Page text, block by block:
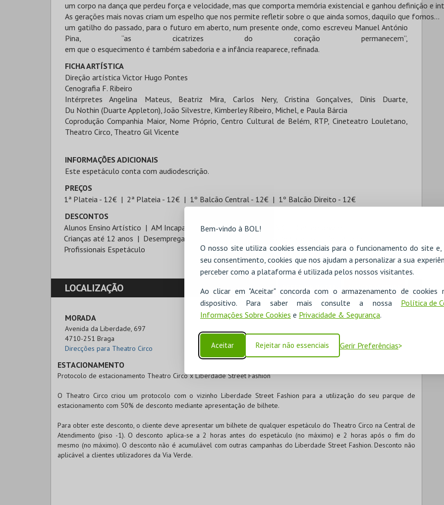
Bem-vindo à BOL!
O nosso site utiliza cookies essenciais para o funcionamento do site
seu consentimento, cookies que nos ajudam a personalizar a sua
perceber como a plataforma é utilizada pelos nossos visitantes.
Ao clicar em "Aceitar" concorda com o armazenamento de cookies
dispositivo. Para saber mais consulte a nossa Política de
Informações Sobre Cookies e Privacidade & Segurança.
Aceitar Rejeitar não essenciais Gerir Preferências
um corpo na dança que perdeu força e velocidade, mas que comporta memória existencial e ganhou definição e
As gerações mais novas criam um espelho que nos permite refletir sobre o que ainda somos, daquilo que fomos...
um gatilho do passado, para o futuro em aberto, num presente onde, como escreveu Manuel António
Pina, “as cicatrizes do coração permanecem”,
em que o esquecimento é também sabedoria e a infância reaparece, refinada.
FICHA ARTÍSTICA
Direção artística Victor Hugo Pontes
Cenografia F. Ribeiro
Intérpretes Angelina Mateus, Beatriz Mira, Carlos Nery, Cristina Gonçalves, Dinis Duarte,
Du Nothin (Duarte Appleton), João Silvestre, Kimberley Ribeiro, Michel, e Paula Bárcia
Coprodução Companhia Maior, Nome Próprio, Centro Cultural de Belém, RTP, Cineteatro Louletano,
Theatro Circo, Theatro Gil Vicente
INFORMAÇÕES ADICIONAIS
Este espetáculo conta com audiodescrição.
PREÇOS
1ª Plateia - 12€
2ª Plateia - 12€ 1º Balcão Central - 12€
1º Balcão Direito - 12€
DESCONTOS
Alunos Ensino Artístico
AM Incapacidade Multiuso Cartão ISIC
Crianças até 12 anos
Desempregados
Profissionais Espetáculo
LOCALIZAÇÃO RESERVAR HOTEL ALUGAR VIATURA
MORADA
Avenida da Liberdade, 697
4710-251 Braga
Direcções para Theatro Circo
ESTACIONAMENTO
Protocolo de estacionamento Theatro Circo x Liberdade Street Fashion
O Theatro Circo criou um protocolo com o vizinho Liberdade Street Fashion para a utilização do seu parque de
estacionamento com 50% de desconto mediante apresentação de bilhete.
Para obter este desconto, o cliente deve apresentar um bilhete de qualquer espetáculo do Theatro Circo na Central de
Atendimento (piso -1). O desconto aplica-se a 2 horas antes do espetáculo (no máximo) e 2 horas após o fim do
mesmo (no máximo). O desconto não é acumulável com outras campanhas do Liberdade Street Fashion. Desconto não
aplicável a clientes utilizadores da Via Verde.